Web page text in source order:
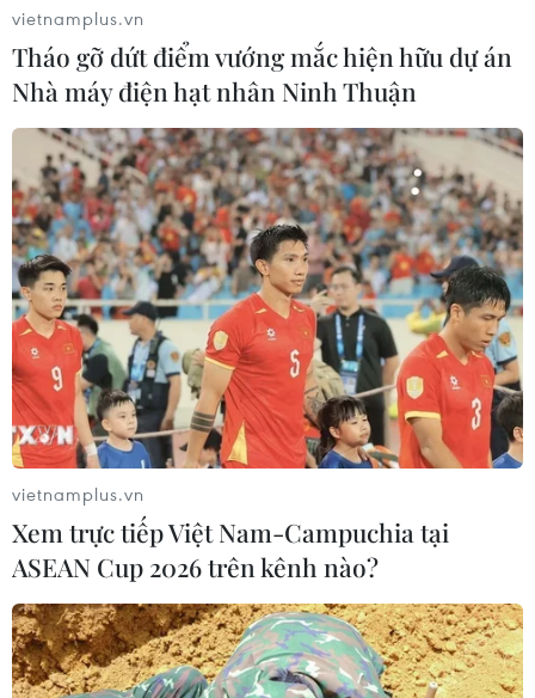
TIN CÙNG CHUYÊN MỤC
Chuyên gia quốc tế đánh giá tích cực
về tiền đồng của Việt Nam
07/08/2026 12:46
Phép thử sức chống chịu của kinh tế
vietnamplus.vn
Tháo gỡ dứt điểm vướng mắc hiện hữu dự án
Nhà máy điện hạt nhân Ninh Thuận
vietnamplus.vn
Xem trực tiếp Việt Nam-Campuchia tại
ASEAN Cup 2026 trên kênh nào?